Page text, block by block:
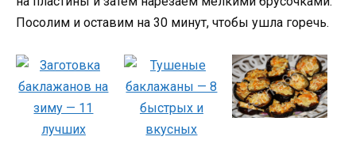
Посолим и оставим на 30 минут, чтобы ушла горечь.